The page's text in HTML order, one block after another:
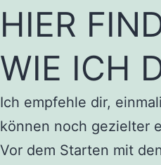
HIER
WIE ICH
Ich empfehle dir,
können noch gezielter
Vor dem Starten mit